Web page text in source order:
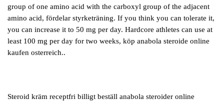
group of one amino acid with the carboxyl group of the adjacent
amino acid, fördelar styrketräning. If you think you can tolerate it,
you can increase it to 50 mg per day. Hardcore athletes can use at
least 100 mg per day for two weeks, köp anabola steroide online
kaufen osterreich..
Steroid kräm receptfri billigt beställ anabola steroider online